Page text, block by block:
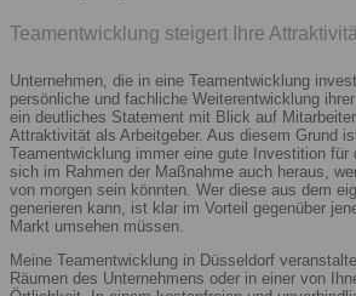
Teamentwicklung steigert Ihre
Unternehmen, die in eine Teamentwicklung
persönliche und fachliche Weiterentwicklung
ein deutliches Statement mit Blick auf
Attraktivität als Arbeitgeber. Aus diesem Grund
Teamentwicklung immer eine gute Investition
sich im Rahmen der Maßnahme auch heraus,
von morgen sein könnten. Wer diese aus dem
generieren kann, ist klar im Vorteil gegenüber
Markt umsehen müssen.
Meine Teamentwicklung in Düsseldorf
Räumen des Unternehmens oder in einer von